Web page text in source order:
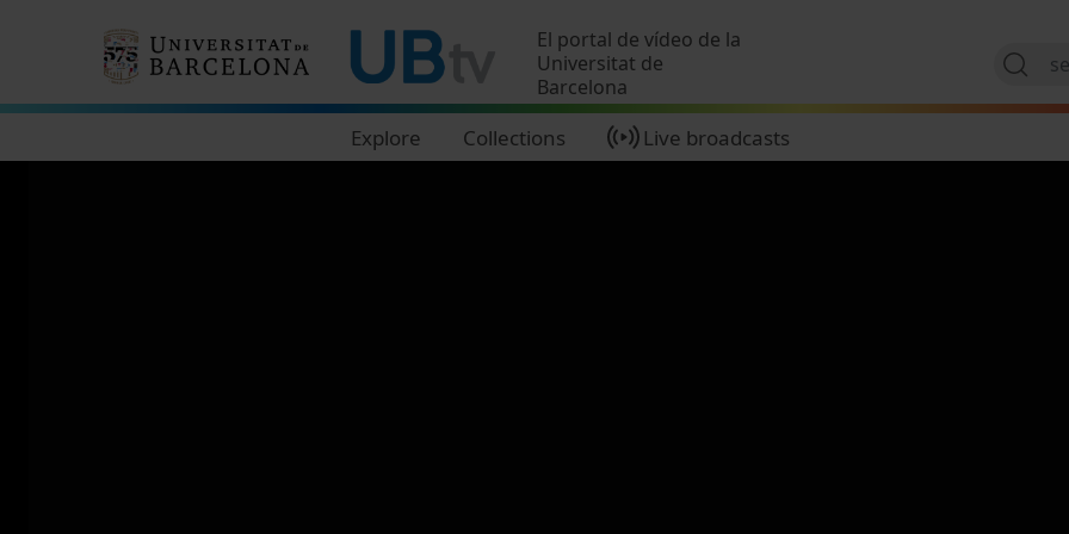
El portal de vídeo de la
Universitat de
Barcelona
Explore Collections Live broadcasts